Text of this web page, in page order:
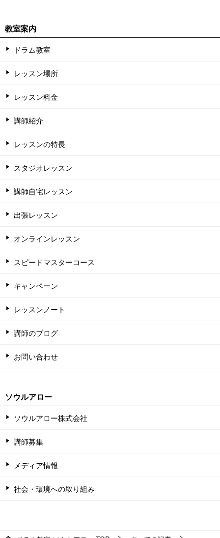
教室案内
ドラム教室
レッスン場所
レッスン料金
講師紹介
レッスンの特長
スタジオレッスン
講師自宅レッスン
出張レッスン
オンラインレッスン
スピードマスターコース
キャンペーン
レッスンノート
講師のブログ
お問い合わせ
ソウルアロー
ソウルアロー株式会社
講師募集
メディア情報
社会・環境への取り組み